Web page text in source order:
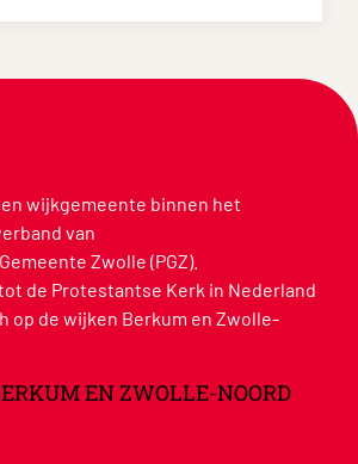
wijkgemeente binnen het
van
Zwolle (PGZ).
de Protestantse Kerk in Nederland
op de wijken Berkum en Zwolle-
EN ZWOLLE-NOORD